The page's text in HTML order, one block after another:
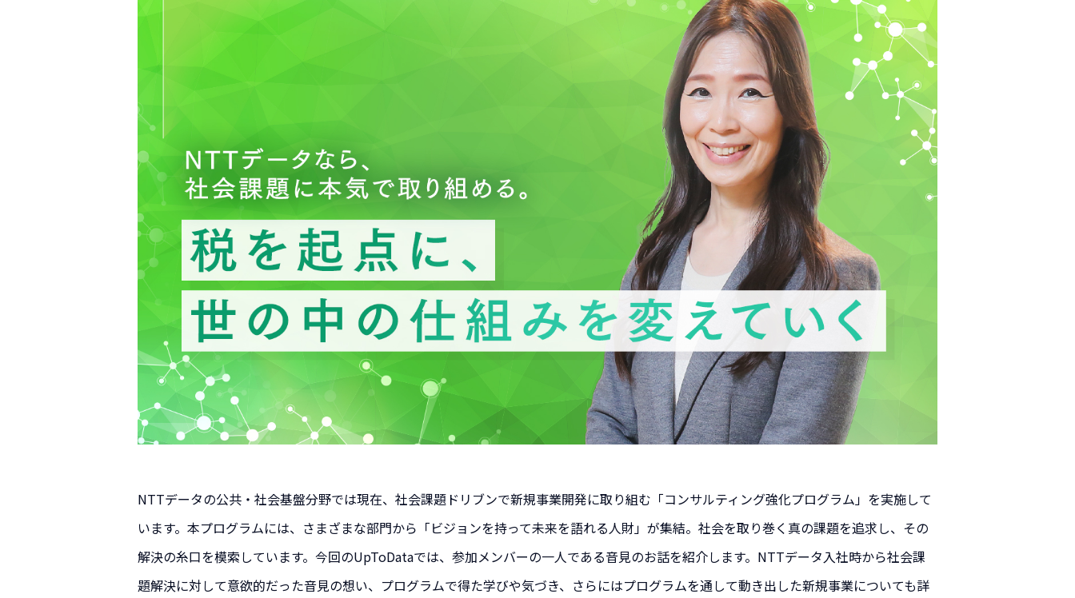
NTTデータの公共・社会基盤分野では現在、社会課題ドリブンで新規事業開発に取り組む「コンサルティング強化プログラム」を実施して
います。本プログラムには、さまざまな部門から「ビジョンを持って未来を語れる人財」が集結。社会を取り巻く真の課題を追求し、その
解決の糸口を模索しています。今回のUpToDataでは、参加メンバーの一人である音見のお話を紹介します。NTTデータ入社時から社会課
題解決に対して意欲的だった音見の想い、プログラムで得た学びや気づき、さらにはプログラムを通して動き出した新規事業についても詳